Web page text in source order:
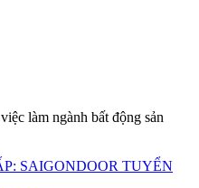
làm ngành bất động sản
SAIGONDOOR TUYỂN